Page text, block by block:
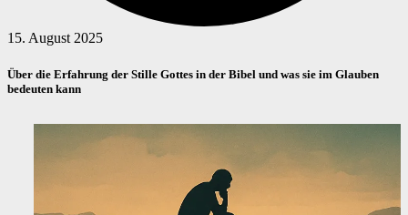
15. August 2025
Über die Erfahrung der Stille Gottes in der Bibel und was sie im Glauben
bedeuten kann